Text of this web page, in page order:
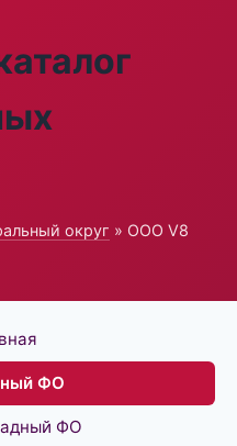
округ » ООО V8
ФО
ФО